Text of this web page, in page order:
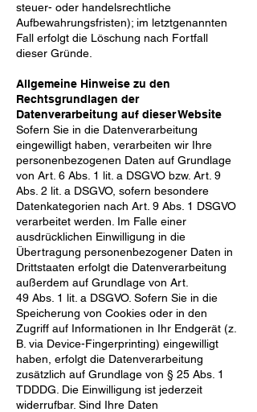
steuer- oder handelsrechtliche
Aufbewahrungsfristen); im letztgenannten
Fall erfolgt die Löschung nach Fortfall
dieser Gründe.
Allgemeine Hinweise zu den
Rechtsgrundlagen der
Datenverarbeitung auf dieser Website
Sofern Sie in die Datenverarbeitung
eingewilligt haben, verarbeiten wir Ihre
personenbezogenen Daten auf Grundlage
von Art. 6 Abs. 1 lit. a DSGVO bzw. Art. 9
Abs. 2 lit. a DSGVO, sofern besondere
Datenkategorien nach Art. 9 Abs. 1 DSGVO
verarbeitet werden. Im Falle einer
ausdrücklichen Einwilligung in die
Übertragung personenbezogener Daten in
Drittstaaten erfolgt die Datenverarbeitung
außerdem auf Grundlage von Art.
49 Abs. 1 lit. a DSGVO. Sofern Sie in die
Speicherung von Cookies oder in den
Zugriff auf Informationen in Ihr Endgerät (z.
B. via Device-Fingerprinting) eingewilligt
haben, erfolgt die Datenverarbeitung
zusätzlich auf Grundlage von § 25 Abs. 1
TDDDG. Die Einwilligung ist jederzeit
widerrufbar. Sind Ihre Daten